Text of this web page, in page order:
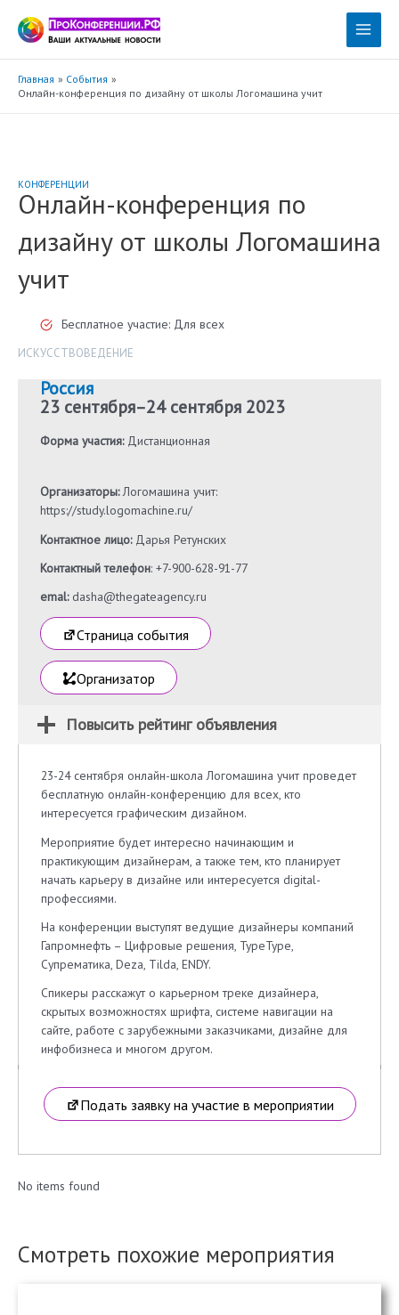
содержимому
Main
Главная
События
Онлайн-конференция по дизайну от школы Логомашина учит
КОНФЕРЕНЦИИ
Онлайн-конференция по
дизайну от школы Логомашина
учит
Бесплатное участие: Для всех
ИСКУССТВОВЕДЕНИЕ
Россия
23 сентября–24 сентября 2023
Форма участия:Дистанционная
Организаторы:Логомашина учит:
https://study.logomachine.ru/
Контактное лицо:Дарья Ретунских
Контактный телефон: +7-900-628-91-77
emal: dasha@thegateagency.ru
Страница события
Организатор
Повысить рейтинг объявления
23-24 сентября онлайн-школа Логомашина учит проведет
бесплатную онлайн-конференцию для всех, кто
интересуется графическим дизайном.
Мероприятие будет интересно начинающим и
практикующим дизайнерам, а также тем, кто планирует
начать карьеру в дизайне или интересуется digital-
профессиями.
На конференции выступят ведущие дизайнеры компаний
Гапромнефть – Цифровые решения, TypeType,
Супрематика, Deza, Tilda, ENDY.
Спикеры расскажут о карьерном треке дизайнера,
скрытых возможностях шрифта, системе навигации на
сайте, работе с зарубежными заказчиками, дизайне для
инфобизнеса и многом другом.
Подать заявку на участие в мероприятии
No items found
Смотреть похожие мероприятия